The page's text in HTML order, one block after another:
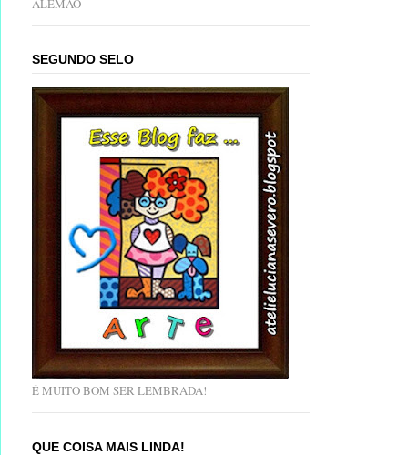
ALEMÃO
SEGUNDO SELO
É MUITO BOM SER LEMBRADA!
QUE COISA MAIS LINDA!